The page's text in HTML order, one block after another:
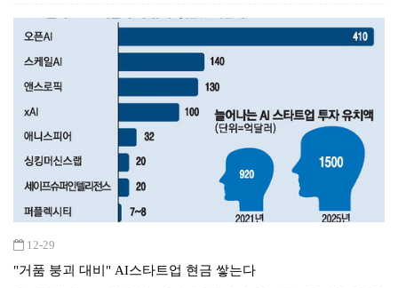
12-29
"거품 붕괴 대비" AI스타트업 현금 쌓는다